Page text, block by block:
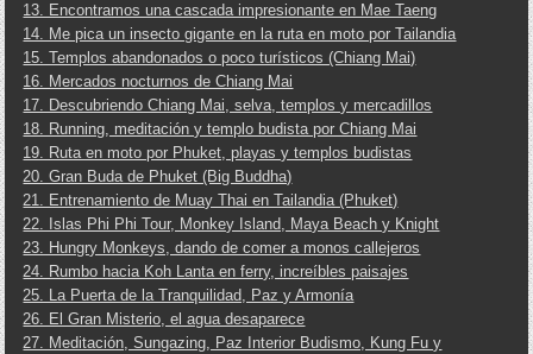
13. Encontramos una cascada impresionante en Mae Taeng
14. Me pica un insecto gigante en la ruta en moto por Tailandia
15. Templos abandonados o poco turísticos (Chiang Mai)
16. Mercados nocturnos de Chiang Mai
17. Descubriendo Chiang Mai, selva, templos y mercadillos
18. Running, meditación y templo budista por Chiang Mai
19. Ruta en moto por Phuket, playas y templos budistas
20. Gran Buda de Phuket (Big Buddha)
21. Entrenamiento de Muay Thai en Tailandia (Phuket)
22. Islas Phi Phi Tour, Monkey Island, Maya Beach y Knight
23. Hungry Monkeys, dando de comer a monos callejeros
24. Rumbo hacia Koh Lanta en ferry, increíbles paisajes
25. La Puerta de la Tranquilidad, Paz y Armonía
26. El Gran Misterio, el agua desaparece
27. Meditación, Sungazing, Paz Interior Budismo, Kung Fu y